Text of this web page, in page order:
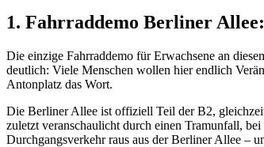
1. Fahrraddemo Berliner
Die einzige Fahrraddemo für Erwachsene an
deutlich: Viele Menschen wollen hier endlich
Antonplatz das Wort.
Die Berliner Allee ist offiziell Teil der B2,
zuletzt veranschaulicht durch einen Tramunfall,
Durchgangsverkehr raus aus der Berliner Allee –